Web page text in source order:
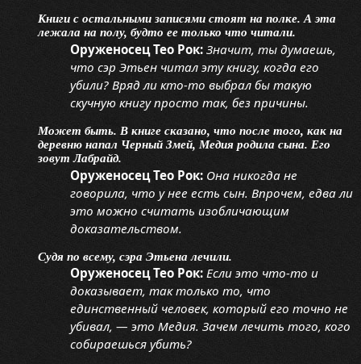
Книги с остальными записями стоят на полке. А эта
лежала на полу, будто ее только что читали.
Оруженосец Тео Рок: Значит, ты думаешь,
что сэр Этьен читал эту книгу, когда его
убили? Вряд ли кто-то выбрал бы такую
скучную книгу просто так, без причины.
Может быть. В книге сказано, что после того, как на
деревню напал Черный Змей, Медия родила сына. Его
зовут Лабрайд.
Оруженосец Тео Рок: Она никогда не
говорила, что у нее есть сын. Впрочем, едва ли
это можно считать изобличающим
доказательством.
Судя по всему, сэра Этьена лечили.
Оруженосец Тео Рок: Если это что-то и
доказывает, так только то, что
единственный человек, который его точно не
убивал, — это Медия. Зачем лечить того, кого
собираешься убить?